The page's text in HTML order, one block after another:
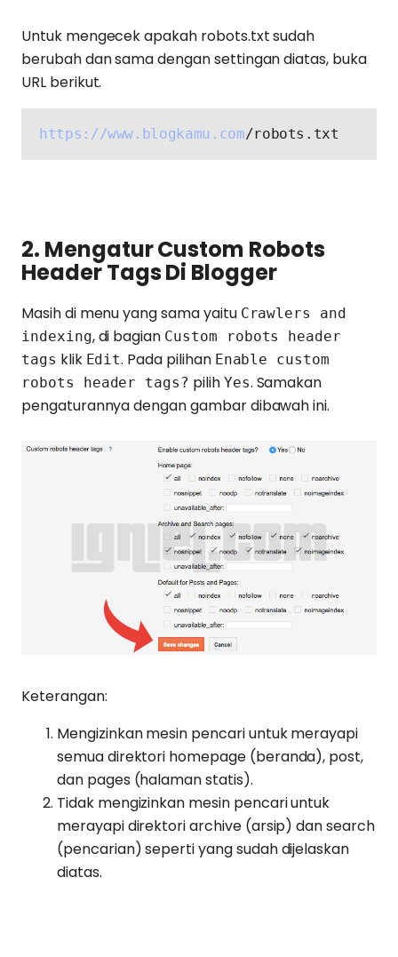
Untuk mengecek apakah robots.txt sudah
berubah dan sama dengan settingan diatas, buka
URL berikut.
https://www.blogkamu.com/robots.txt
2. Mengatur Custom Robots
Header Tags Di Blogger
Masih di menu yang sama yaitu Crawlers and
indexing, di bagian Custom robots header
tags klik Edit. Pada pilihan Enable custom
robots header tags? pilih Yes. Samakan
pengaturannya dengan gambar dibawah ini.
Keterangan:
Mengizinkan mesin pencari untuk merayapi
semua direktori homepage (beranda), post,
dan pages (halaman statis).
Tidak mengizinkan mesin pencari untuk
merayapi direktori archive (arsip) dan search
(pencarian) seperti yang sudah dijelaskan
diatas.